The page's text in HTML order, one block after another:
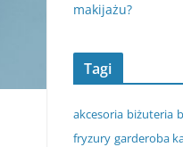
makijażu?
Tagi
akcesoria biżuteria
fryzury garderoba